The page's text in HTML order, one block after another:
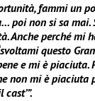
fammi un
poi non si sa mai.
Anche perché mi
questo
e mi è piaciuta.
non mi è piaciuta